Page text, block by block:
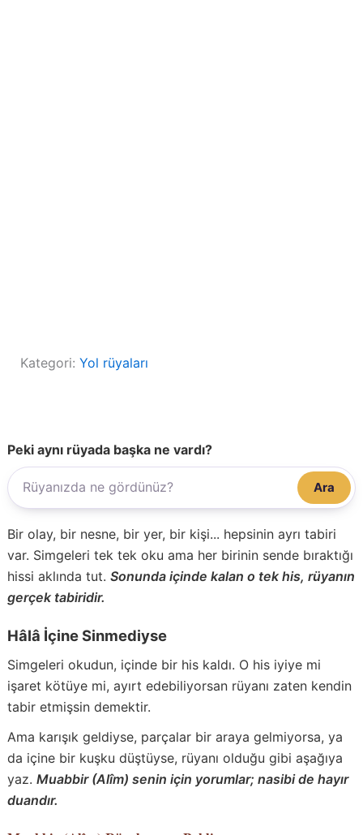
Kategori: Yol rüyaları
Peki aynı rüyada başka ne vardı?
Ara
Bir olay, bir nesne, bir yer, bir kişi... hepsinin ayrı tabiri
var. Simgeleri tek tek oku ama her birinin sende bıraktığı
hissi aklında tut. Sonunda içinde kalan o tek his, rüyanın
gerçek tabiridir.
Hâlâ İçine Sinmediyse
Simgeleri okudun, içinde bir his kaldı. O his iyiye mi
işaret kötüye mi, ayırt edebiliyorsan rüyanı zaten kendin
tabir etmişsin demektir.
Ama karışık geldiyse, parçalar bir araya gelmiyorsa, ya
da içine bir kuşku düştüyse, rüyanı olduğu gibi aşağıya
yaz. Muabbir (Alîm) senin için yorumlar; nasibi de hayır
duandır.